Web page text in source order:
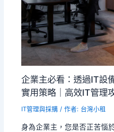
企業主必看：透過IT設
實用策略｜高效IT管理
IT管理與採購 / 作者: 台灣小租
身為企業主，您是否正苦惱